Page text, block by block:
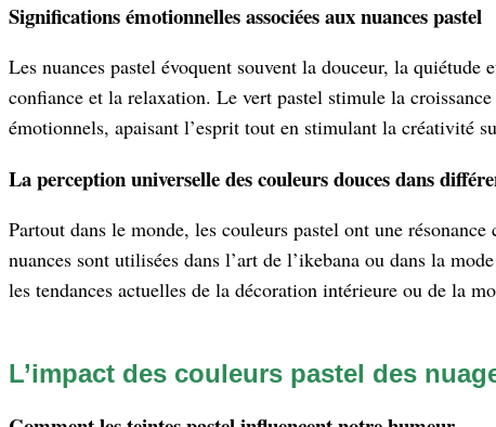
Significations émotionnelles associées aux nuances pastel
Les nuances pastel évoquent souvent la douceur, la
confiance et la relaxation. Le vert pastel stimule la
émotionnels, apaisant l’esprit tout en stimulant la créativité
La perception universelle des couleurs douces dans
Partout dans le monde, les couleurs pastel ont une
nuances sont utilisées dans l’art de l’ikebana ou dans la
les tendances actuelles de la décoration intérieure ou de la
L’impact des couleurs pastel des